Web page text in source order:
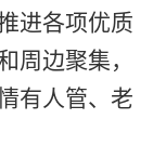
进各项优质
周边聚集，
有人管、老